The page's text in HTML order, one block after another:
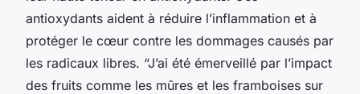
antioxydants aident à réduire l’inflammation et à
protéger le cœur contre les dommages causés par
les radicaux libres. “J’ai été émerveillé par l’impact
des fruits comme les mûres et les framboises sur